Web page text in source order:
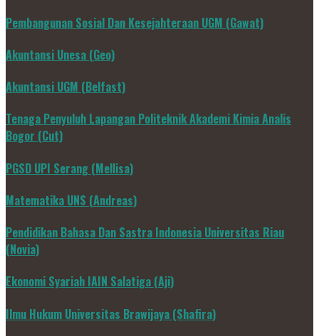
Pembangunan Sosial Dan Kesejahteraan UGM (Gawat)
Akuntansi Unesa (Geo)
Akuntansi UGM (Belfast)
Tenaga Penyuluh Lapangan Politeknik Akademi Kimia Analis
Bogor (Cut)
PGSD UPI Serang (Mellisa)
Matematika UNS (Andreas)
Pendidikan Bahasa Dan Sastra Indonesia Universitas Riau
(Novia)
Ekonomi Syariah IAIN Salatiga (Aji)
Ilmu Hukum Universitas Brawijaya (Shafira)